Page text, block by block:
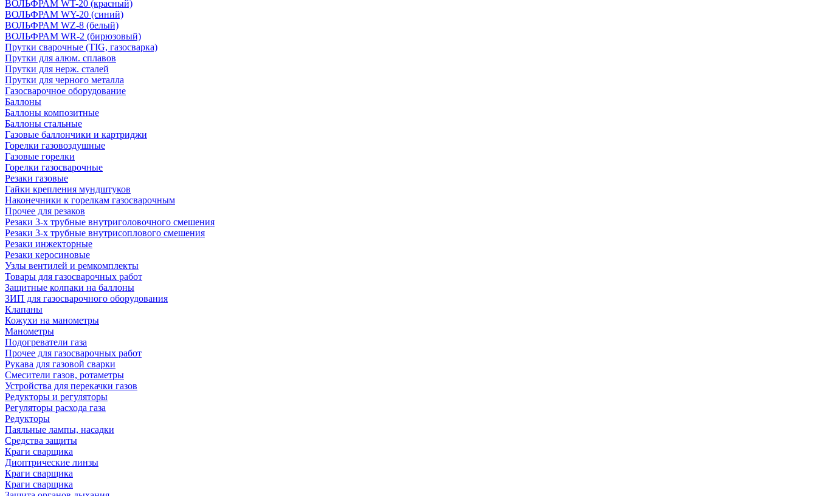
ВОЛЬФРАМ WT-20 (красный)
ВОЛЬФРАМ WY-20 (синий)
ВОЛЬФРАМ WZ-8 (белый)
ВОЛЬФРАМ WR-2 (бирюзовый)
Прутки сварочные (TIG, газосварка)
Прутки для алюм. сплавов
Прутки для нерж. сталей
Прутки для черного металла
Газосварочное оборудование
Баллоны
Баллоны композитные
Баллоны стальные
Газовые баллончики и картриджи
Горелки газовоздушные
Газовые горелки
Горелки газосварочные
Резаки газовые
Гайки крепления мундштуков
Наконечники к горелкам газосварочным
Прочее для резаков
Резаки 3-х трубные внутриголовочного смешения
Резаки 3-х трубные внутрисоплового смешения
Резаки инжекторные
Резаки керосиновые
Узлы вентилей и ремкомплекты
Товары для газосварочных работ
Защитные колпаки на баллоны
ЗИП для газосварочного оборудования
Клапаны
Кожухи на манометры
Манометры
Подогреватели газа
Прочее для газосварочных работ
Рукава для газовой сварки
Смесители газов, ротаметры
Устройства для перекачки газов
Редукторы и регуляторы
Регуляторы расхода газа
Редукторы
Паяльные лампы, насадки
Средства защиты
Краги сварщика
Диоптрические линзы
Краги сварщика
Краги сварщика